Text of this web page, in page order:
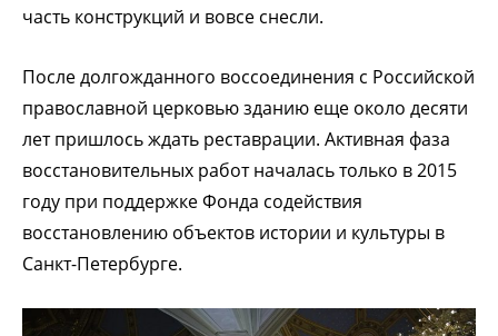
часть конструкций и вовсе снесли.
После долгожданного воссоединения с Российской
православной церковью зданию еще около десяти
лет пришлось ждать реставрации. Активная фаза
восстановительных работ началась только в 2015
году при поддержке Фонда содействия
восстановлению объектов истории и культуры в
Санкт-Петербурге.